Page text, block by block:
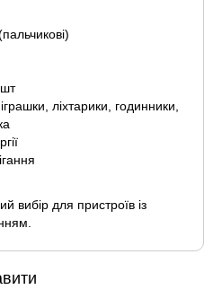
шт
ліхтарики, годинники,
вибір для пристроїв із